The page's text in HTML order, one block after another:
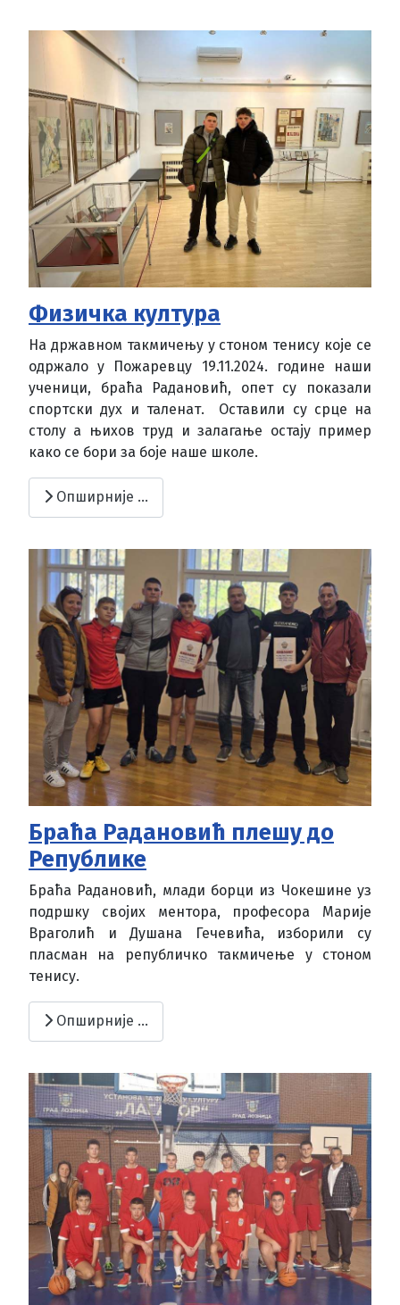
Физичка култура
На државном такмичењу у стоном тенису које се
одржало у Пожаревцу 19.11.2024. године наши
ученици, браћа Радановић, опет су показали
спортски дух и таленат. Оставили су срце на
столу а њихов труд и залагање остају пример
како се бори за боје наше школе.
Опширније …
Браћа Радановић плешу до
Републике
Браћа Радановић, млади борци из Чокешине уз
подршку својих ментора, професора Марије
Враголић и Душана Гечевића, изборили су
пласман на републичко такмичење у стоном
тенису.
Опширније …